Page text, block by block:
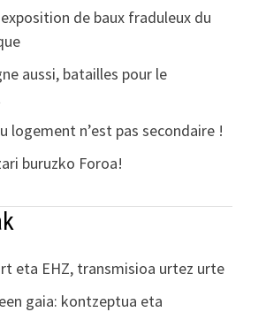
de baux fraduleux du
aussi, batailles pour le
logement n’est pas secondaire !
buruzko Foroa!
eta EHZ, transmisioa urtez urte
gaia: kontzeptua eta